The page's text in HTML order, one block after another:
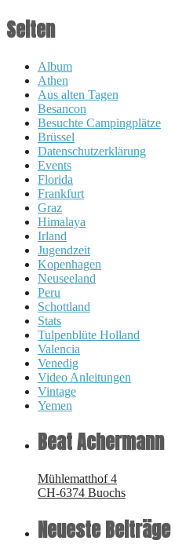
Seiten
Album
Athen
Aus alten Tagen
Besancon
Besuchte Campingplätze
Brüssel
Datenschutzerklärung
Events
Florida
Frankfurt
Graz
Himalaya
Irland
Jugendzeit
Kopenhagen
Neuseeland
Peru
Schottland
Stats
Tulpenblüte Holland
Valencia
Venedig
Video Anleitungen
Vintage
Yemen
Beat Achermann
Mühlematthof 4
CH-6374 Buochs
Neueste Beiträge